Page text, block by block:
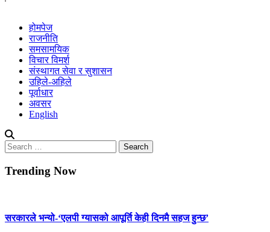
होमपेज
राजनीति
समसामयिक
विचार विमर्श
संस्थागत सेवा र सुशासन
उहिले-अहिले
पूर्वाधार
अवसर
English
Search
for:
Trending Now
सरकारले भन्यो-‘एलपी ग्यासको आपूर्ति केही दिनमै सहज हुन्छ’